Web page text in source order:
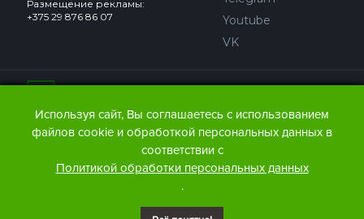
Размещение рекламы:
+375 29 876 86 07
Youtube
VK
© 2016 – 2026 ООО
При любом использовании
материалов The Bytheway ссылка
Используя сайт, Вы соглашаетесь с использованием
файлов cookie и обработкой персональных данных в
соответствии с
Политикой обработки персональных данных
.